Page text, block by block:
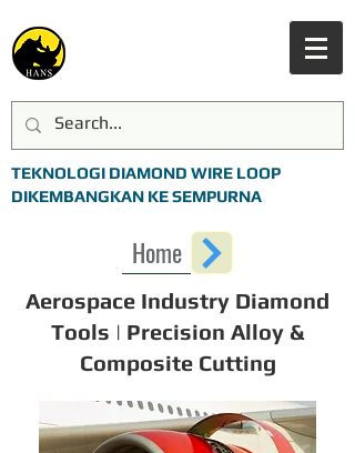
TEKNOLOGI DIAMOND WIRE LOOP
DIKEMBANGKAN KE SEMPURNA
Home
Aerospace Industry Diamond
Tools | Precision Alloy &
Composite Cutting